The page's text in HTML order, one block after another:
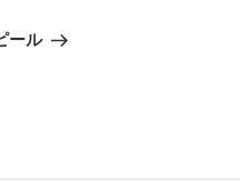
ール